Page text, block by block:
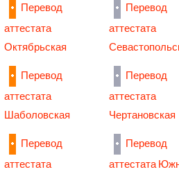
Перевод
аттестата
Октябрьская
Перевод
аттестата
Перевод
аттестата
Шаболовская
Перевод
аттестата
Чертановская
Перевод
аттестата
Перевод
аттестата